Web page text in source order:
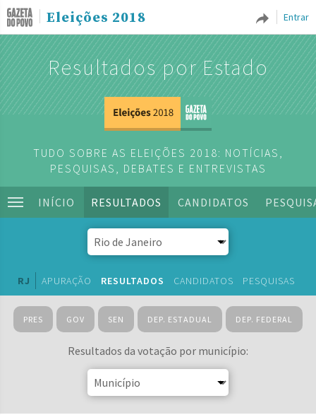
Entrar
Eleições 2018
Resultados por Estado
TUDO SOBRE AS ELEIÇÕES 2018: NOTÍCIAS,
PESQUISAS, DEBATES E ENTREVISTAS
INÍCIO RESULTADOS CANDIDATOS
RJ APURAÇÃO RESULTADOS CANDIDATOS PESQUISAS
PRES GOV SEN DEP. ESTADUAL DEP. FEDERAL
Resultados da votação por município: